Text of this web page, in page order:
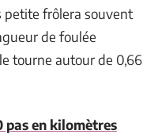
petite frôlera souvent
de foulée
tourne autour de 0,66
en kilomètres